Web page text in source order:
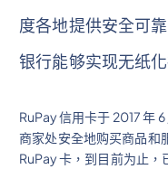
度各地提供安全可
银行能够实现无纸
RuPay 信用卡于 2017 年
商家处安全地购买商品和
RuPay 卡，到目前为止，